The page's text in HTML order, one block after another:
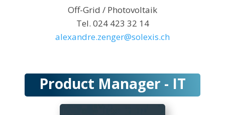
Off-Grid / Photovoltaik
Tel. 024 423 32 14
alexandre.zenger@solexis.ch
Product Manager - IT